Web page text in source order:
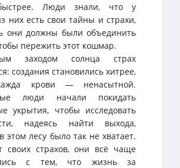
Люди знали, что у
них есть свои тайны и страхи,
они должны были объединить
пережить этот кошмар.
заходом солнца страх
создания становились хитрее,
крови — ненасытной.
люди начали покидать
укрытия, чтобы исследовать
надеясь найти выхода,
этом лесу было так не хватает.
своих страхов, они всё чаще
с тем, что жизнь за